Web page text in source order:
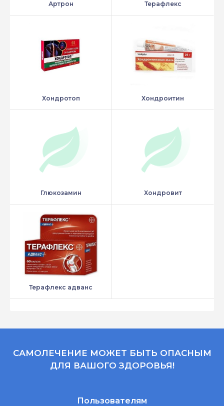
Артрон Терафлекс
Хондротоп Хондроитин
Глюкозамин Хондровит
Терафлекс адванс
САМОЛЕЧЕНИЕ МОЖЕТ БЫТЬ ОПАСНЫМ
ДЛЯ ВАШОГО ЗДОРОВЬЯ!
Пользователям